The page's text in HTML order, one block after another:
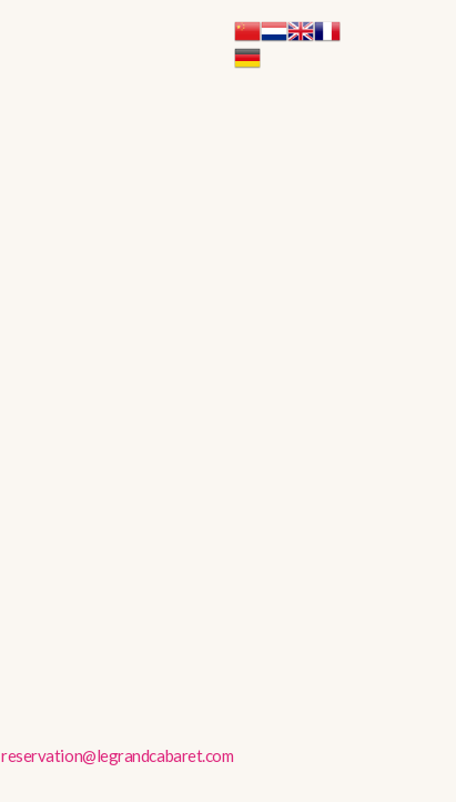
reservation@legrandcabaret.com